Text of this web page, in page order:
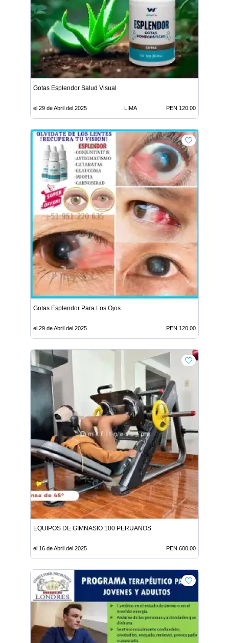
Gotas Esplendor Salud Visual
el 29 de Abril del 2025 LIMA PEN 120.00
Gotas Esplendor Para Los Ojos
el 29 de Abril del 2025 PEN 120.00
EQUIPOS DE GIMNASIO 100 PERUANOS
el 16 de Abril del 2025 PEN 600.00